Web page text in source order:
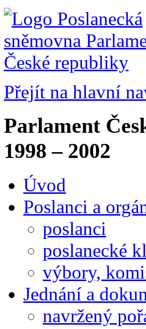
Přejít na hlavní
Parlament
1998 – 2002
Úvod
Poslanci a
poslanci
poslanecké
výbory,
Jednání a
navržený